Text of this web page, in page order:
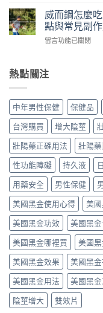
典
黑
金
分、
用
效
果
與
假
辨
別〉
中
藥
師
際
三
心
得：
分、
吃
法、
副
作
用
與
真
假
辨
別〉
中
錠
怎
麼
吃？
親
驗
談
日
保
養、
副
作
與
價
格〉
中
利
士
跟
威
差
藥
師
身
比
較
藥
效
間、
硬
度、
副
作
用，
一
次
搞
懂
麼
威而鋼怎麼
點與常見副
在
鋼
怎
吃
最
有
效？
藥
師
親
身
驗
談
劑
量、
時
間
點
與
常
見
副
作
留言功能已關閉
熱點關注
中年男性保健 保健品
台灣購買
增大陰莖
壯陽藥正確用法
壯陽
性功能障礙
持久液
用藥安全
男性保健
美國黑金使用心得
美
美國黑金功效
美國黑
美國黑金哪裡買
美國
美國黑金效果
美國黑
美國黑金用法
美國黑
陰莖增大
雙效片